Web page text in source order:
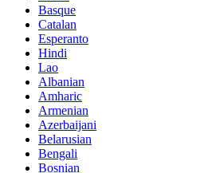
Basque
Catalan
Esperanto
Hindi
Lao
Albanian
Amharic
Armenian
Azerbaijani
Belarusian
Bengali
Bosnian